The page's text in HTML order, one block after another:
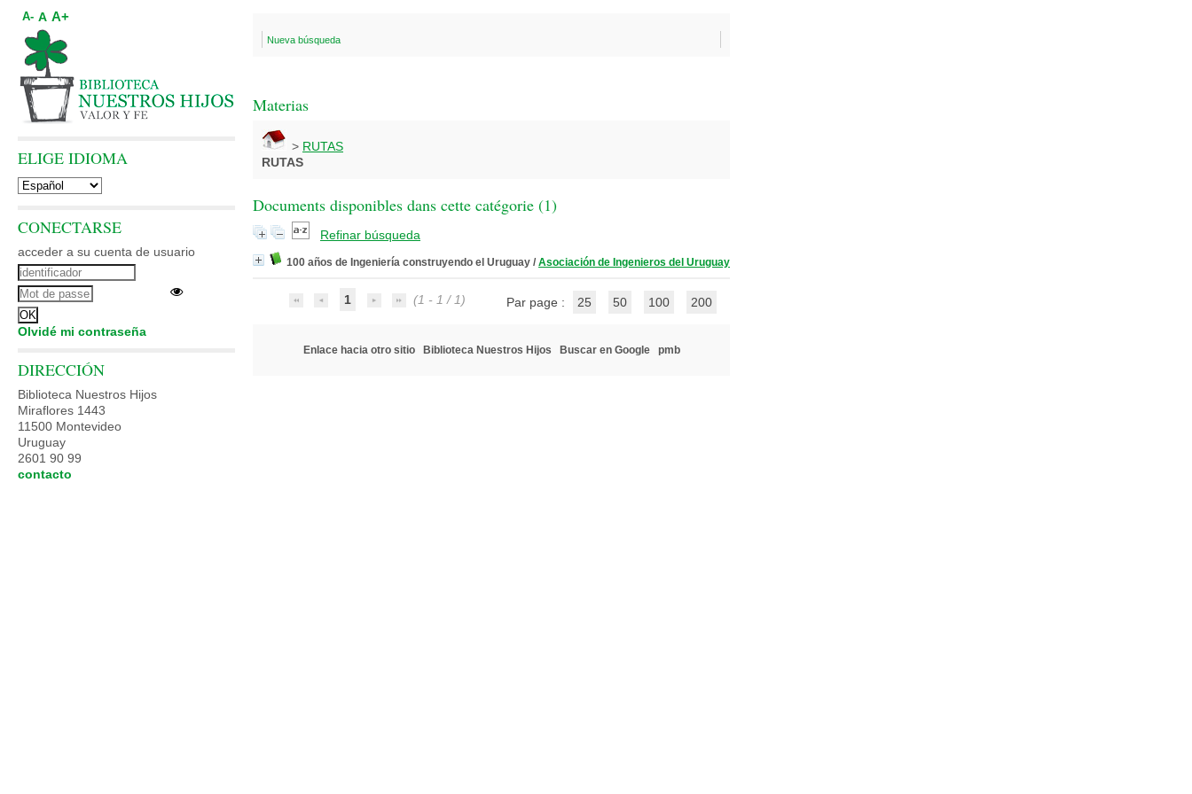
Nueva búsqueda
Materias
> RUTAS
RUTAS
Documents disponibles dans cette catégorie (1)
Refinar búsqueda
100 años de Ingeniería construyendo el Uruguay / Asociación de Ingenieros del Uruguay
1 (1 - 1 / 1) Par page : 25 50 100 200
Enlace hacia otro sitio Biblioteca Nuestros Hijos Buscar en Google pmb
A- A A+
ELIGE IDIOMA
CONECTARSE
acceder a su cuenta de usuario
Olvidé mi contraseña
DIRECCIÓN
Biblioteca Nuestros Hijos
Miraflores 1443
11500 Montevideo
Uruguay
2601 90 99
contacto